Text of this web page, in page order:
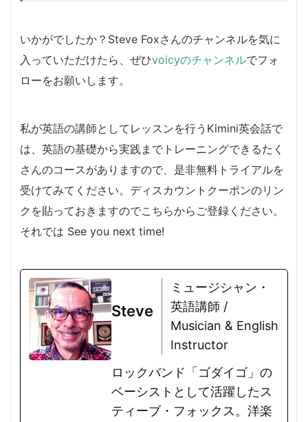
いかがでしたか？Steve Foxさんのチャンネルを気に
入っていただけたら、ぜひvoicyのチャンネルでフォ
ローをお願いします。
私が英語の講師としてレッスンを行うKimini英会話で
は、英語の基礎から実践までトレーニングできるたく
さんのコースがありますので、是非無料トライアルを
受けてみてください。ディスカウントクーポンのリン
クを貼っておきますのでこちらからご登録ください。
それでは See you next time!
Steve
ミュージシャン・
英語講師 /
Musician & English
Instructor
ロックバンド「ゴダイゴ」の
ベーシストとして活躍したス
ティーブ・フォックス。洋楽